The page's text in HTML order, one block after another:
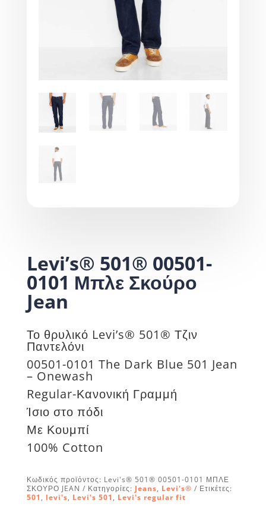
Levi’s® 501® 00501-
0101 Μπλε Σκούρο
Jean
Το θρυλικό Levi’s® 501® Τζιν
Παντελόνι
00501-0101 The Dark Blue 501 Jean
– Onewash
Regular-Κανονική Γραμμή
Ίσιο στο πόδι
Με Κουμπί
100% Cotton
Κωδικός προϊόντος: Levi's® 501® 00501-0101 ΜΠΛΕ
ΣΚΟΥΡΟ JEAN
Κατηγορίες: Jeans, Levi's®
Ετικέτες:
501 , levi's, Levi's 501 , Levi's regular fit